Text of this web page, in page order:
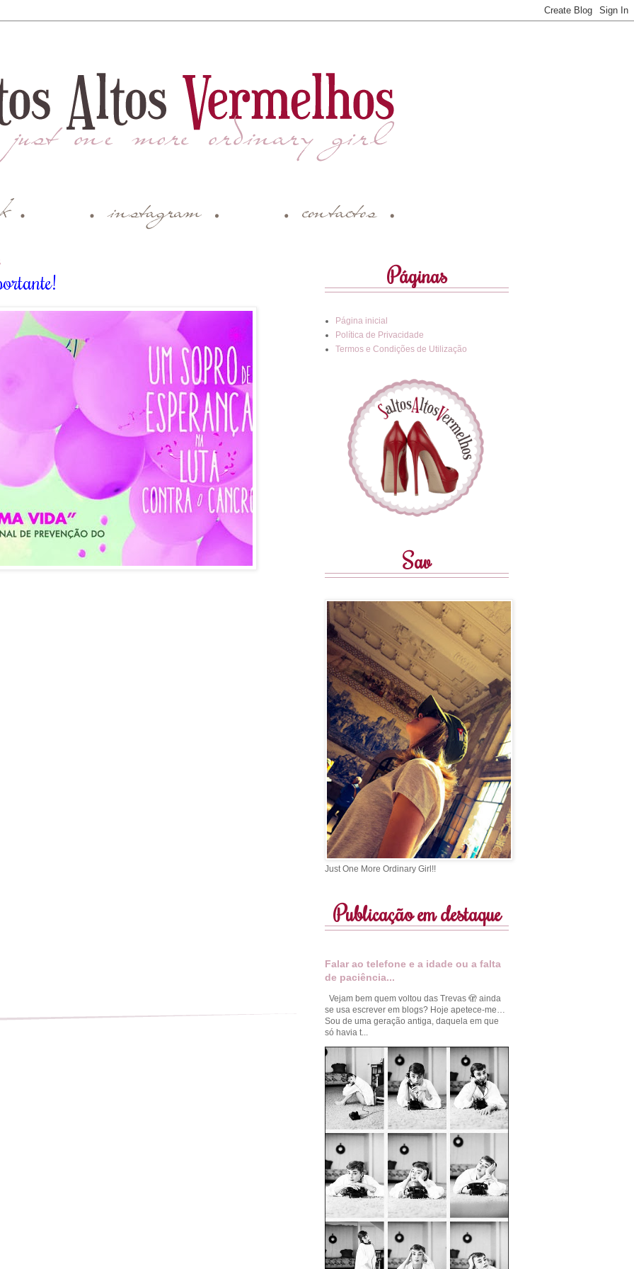
Páginas
Página inicial
Política de Privacidade
Termos e Condições de Utilização
Sav
Just One More Ordinary Girl!!
Publicação em destaque
Falar ao telefone e a idade ou a falta
de paciência...
Vejam bem quem voltou das Trevas 🫣 ainda
se usa escrever em blogs? Hoje apetece-me…
Sou de uma geração antiga, daquela em que
só havia t...